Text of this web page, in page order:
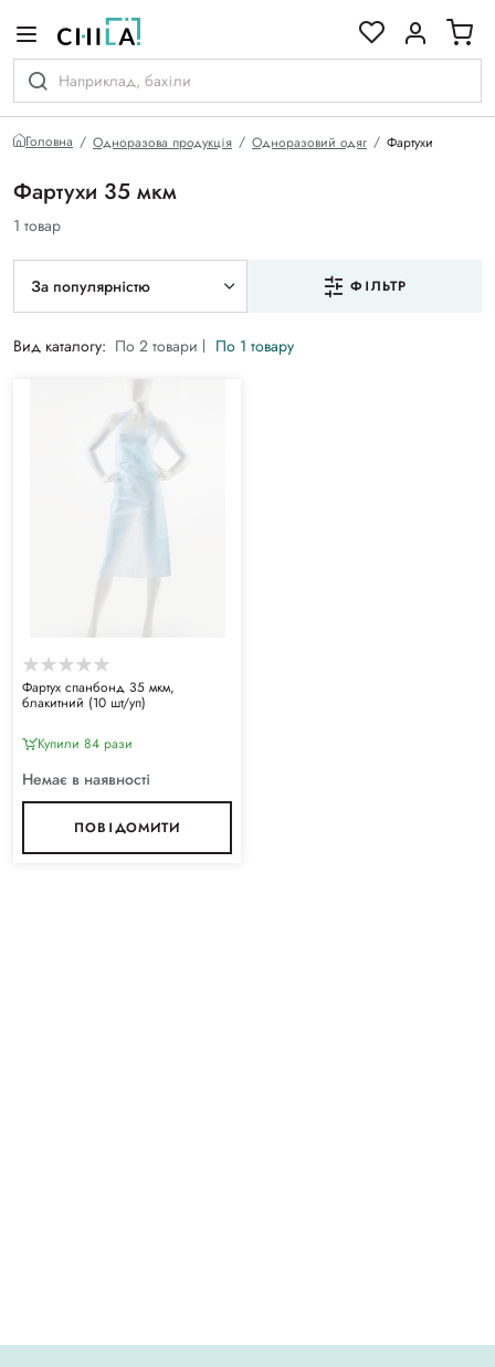
Головна Одноразова продукція Одноразовий одяг Фартухи
Фартухи 35 мкм
1 товар
За популярністю ФІЛЬТР
Вид каталогу: По 2 товари По 1 товару
Фартух спанбонд 35 мкм,
блакитний (10 шт/уп)
Купили 84 рази
Немає в наявності
ПОВІДОМИТИ
гамі